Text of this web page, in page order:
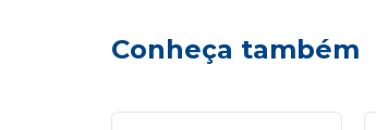
Conheça também